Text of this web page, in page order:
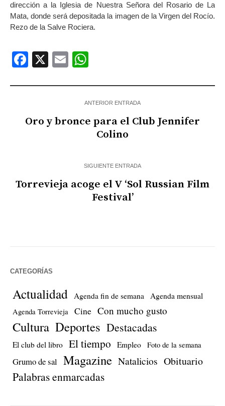
dirección a la Iglesia de Nuestra Señora del Rosario de La
Mata, donde será depositada la imagen de la Virgen del Rocío.
Rezo de la Salve Rociera.
Facebook
X Email
ANTERIOR ENTRADA
Oro y bronce para el Club Jennifer
Colino
SIGUIENTE ENTRADA
Torrevieja acoge el V ‘Sol Russian Film
Festival’
CATEGORÍAS
Actualidad Agenda fin de semana Agenda mensual
Agenda Torrevieja Cine Con mucho gusto
Cultura Deportes Destacadas
El club del libro El tiempo Empleo Foto de la semana
Grumo de sal Magazine Natalicios Obituario
Palabras enmarcadas